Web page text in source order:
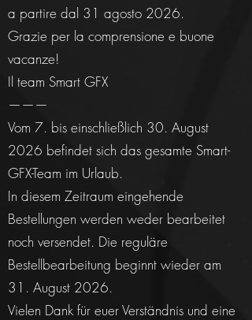
a partire dal 31 agosto 2026.
Grazie per la comprensione e buone
vacanze!
Il team Smart GFX
———
Vom 7. bis einschließlich 30. August
2026 befindet sich das gesamte Smart-
GFX-Team im Urlaub.
In diesem Zeitraum eingehende
Bestellungen werden weder bearbeitet
noch versendet. Die reguläre
Bestellbearbeitung beginnt wieder am
31. August 2026.
Vielen Dank für euer Verständnis und eine